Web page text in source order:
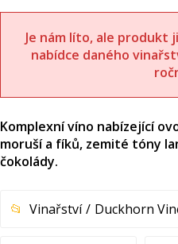
Je nám líto, ale produkt
nabídce daného
Komplexní víno nabízející
moruší a fíků, zemité tóny
čokolády.
Vinařství Duckhorn